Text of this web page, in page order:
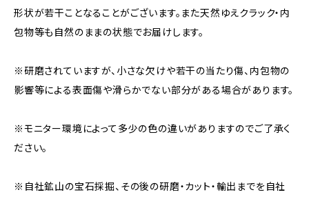
形状が若干ことなることがございます。また天然ゆえクラック・内
包物等も自然のままの状態でお届けします。
※研磨されていますが、小さな欠けや若干の当たり傷、内包物の
影響等による表面傷や滑らかでない部分がある場合があります。
※モニター環境によって多少の色の違いがありますのでご了承く
ださい。
※自社鉱山の宝石採掘、その後の研磨・カット・輸出までを自社